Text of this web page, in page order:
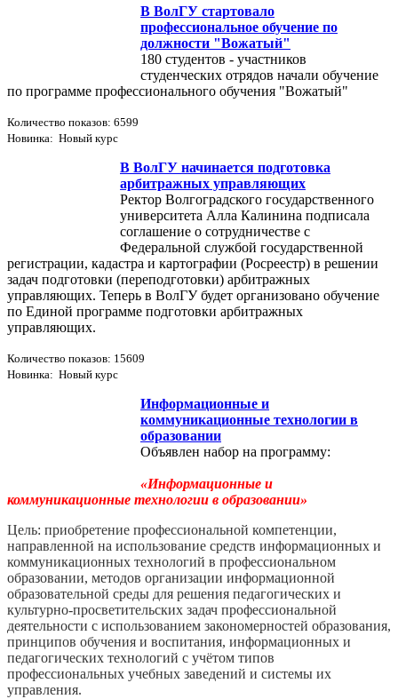
В ВолГУ стартовало
профессиональное обучение по
должности "Вожатый"
180 студентов - участников
студенческих отрядов начали обучение
по программе профессионального обучения "Вожатый"
Количество показов: 6599
Новинка: Новый курс
В ВолГУ начинается подготовка
арбитражных управляющих
Ректор Волгоградского государственного
университета Алла Калинина подписала
соглашение о сотрудничестве с
Федеральной службой государственной
регистрации, кадастра и картографии (Росреестр) в решении
задач подготовки (переподготовки) арбитражных
управляющих. Теперь в ВолГУ будет организовано обучение
по Единой программе подготовки арбитражных
управляющих.
Количество показов: 15609
Новинка: Новый курс
Информационные и
коммуникационные технологии в
образовании
Объявлен набор на программу:
«Информационные и
коммуникационные технологии в образовании»
Цель: приобретение профессиональной компетенции,
направленной на использование средств информационных и
коммуникационных технологий в профессиональном
образовании, методов организации информационной
образовательной среды для решения педагогических и
культурно-­просветительских задач профессиональной
деятельности с использованием закономерностей образования,
принципов обучения и воспитания, информационных и
педагогических технологий с учётом типов
профессиональных учебных заведений и системы их
управления.